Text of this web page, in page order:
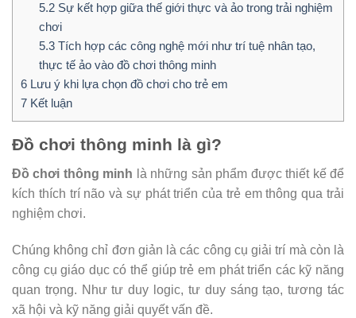
5.2Sự kết hợp giữa thế giới thực và ảo trong trải nghiệm
chơi
5.3Tích hợp các công nghệ mới như trí tuệ nhân tạo,
thực tế ảo vào đồ chơi thông minh
6 Lưu ý khi lựa chọn đồ chơi cho trẻ em
7 Kết luận
Đồ chơi thông minh là gì?
Đồ chơi thông minh là những sản phẩm được thiết kế để
kích thích trí não và sự phát triển của trẻ em thông qua trải
nghiệm chơi.
Chúng không chỉ đơn giản là các công cụ giải trí mà còn là
công cụ giáo dục có thể giúp trẻ em phát triển các kỹ năng
quan trọng. Như tư duy logic, tư duy sáng tạo, tương tác
xã hội và kỹ năng giải quyết vấn đề.